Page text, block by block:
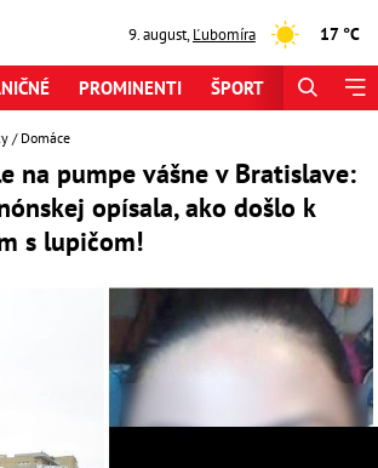
9. august,Ľubomíra 17 °C
PROMINENTI ŠPORT
Domáce
na pumpe vášne v Bratislave:
opísala, ako došlo k
s lupičom!